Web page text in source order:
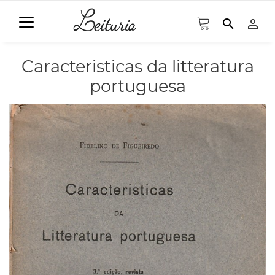
search person_outline
Caracteristicas da litteratura
portuguesa